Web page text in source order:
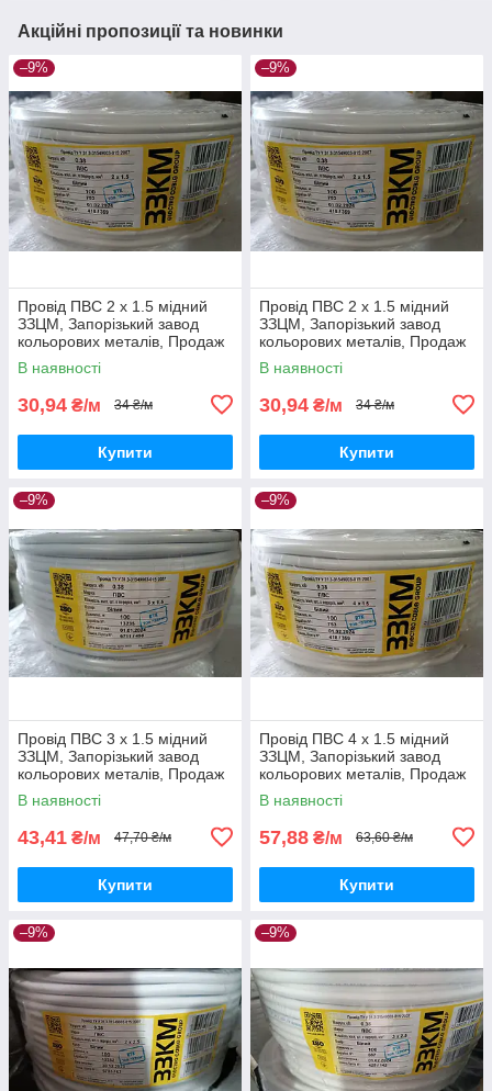
Акційні пропозиції та новинки
–9%
Провід ПВС 2 х 1.5 мідний
ЗЗЦМ, Запорізький завод
кольорових металів, Продаж
кратно 5 метрам
В наявності
30,94 ₴/м 34 ₴/м
Купити
–9%
Провід ПВС 2 х 1.5 мідний
ЗЗЦМ, Запорізький завод
кольорових металів, Продаж
кратно 5 метрам
В наявності
30,94 ₴/м 34 ₴/м
Купити
–9%
Провід ПВС 3 х 1.5 мідний
ЗЗЦМ, Запорізький завод
кольорових металів, Продаж
кратно 5 метрам
В наявності
43,41 ₴/м 47,70 ₴/м
Купити
–9%
Провід ПВС 4 х 1.5 мідний
ЗЗЦМ, Запорізький завод
кольорових металів, Продаж
кратно 5 метрам
В наявності
57,88 ₴/м 63,60 ₴/м
Купити
–9% –9%